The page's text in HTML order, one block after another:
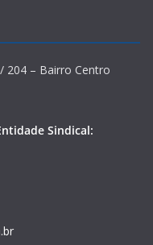
204 – Bairro Centro
Sindical: